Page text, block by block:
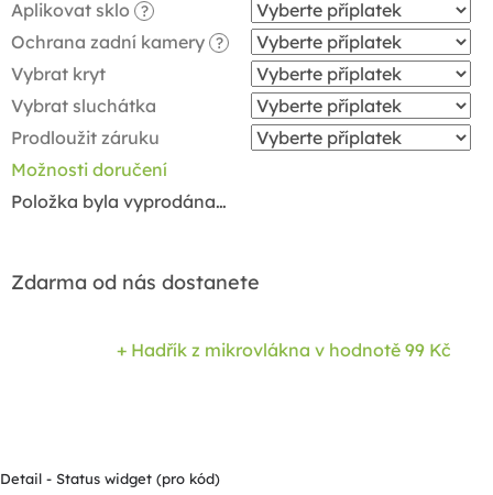
Aplikovat sklo
?
Ochrana zadní kamery ?
Vybrat kryt
Vybrat sluchátka
Prodloužit záruku
Možnosti doručení
Položka byla vyprodána…
Zdarma od nás dostanete
+ Hadřík z mikrovlákna v hodnotě 99 Kč
Detail - Status widget (pro kód)